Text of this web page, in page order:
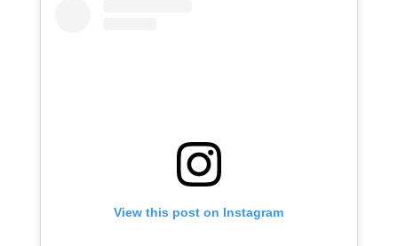
View this post on Instagram